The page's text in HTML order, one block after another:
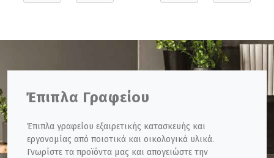
Έπιπλα Γραφείου
Έπιπλα γραφείου εξαιρετικής κατασκευής και
εργονομίας από ποιοτικά και οικολογικά υλικά.
Γνωρίστε τα προϊόντα μας και απογειώστε την